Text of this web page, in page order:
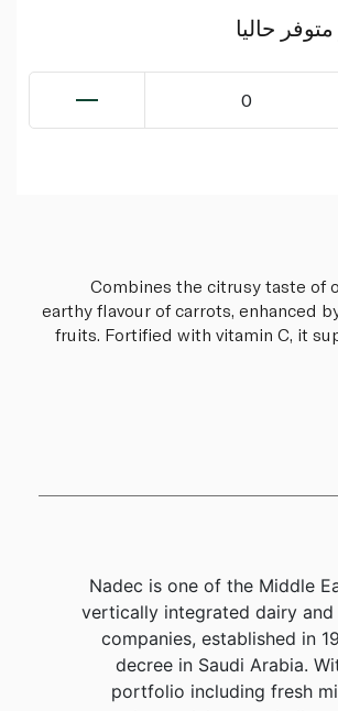
حاليا
0
Combines the citrusy taste of
earthy flavour of carrots, enhanced
fruits. Fortified with vitamin C, it
Nadec is one of the Middle
vertically integrated dairy and
companies, established in
decree in Saudi Arabia.
portfolio including fresh